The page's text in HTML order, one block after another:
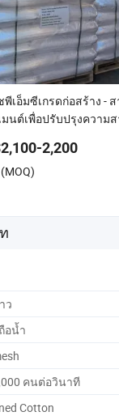
พีเอ็มซีเกรดก่อสร้าง -
นต์เพื่อปรับปรุงความส
2,200
ว
อน้ำ
คนต่อวินาที
Cotton